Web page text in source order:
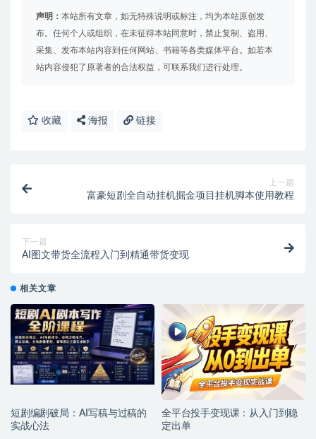
声明： 本站所有文章，如无特殊说明或标注，均为本站原创发
布。任何个人或组织，在未征得本站同意时，禁止复制、盗用、
采集、发布本站内容到任何网站、书籍等各类媒体平台。如若本
站内容侵犯了原著者的合法权益，可联系我们进行处理。
收藏 海报 链接
上一篇
富豪短剧全自动挂机掘金项目挂机脚本使用教程
下一篇
AI图文带货全流程入门到精通带货变现
相关文章
短剧编剧破局：AI写稿与过稿的
实战心法
全平台投手变现课：从入门到稳
定出单